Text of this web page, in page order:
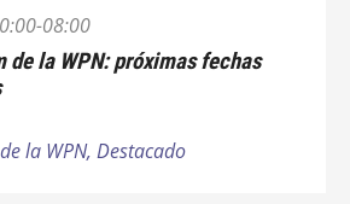
08:00
de la WPN: próximas fechas
la WPN, Destacado